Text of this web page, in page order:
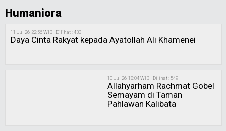
Humaniora
11 Jul 26, 22:56 WIB | Dilihat : 433
Daya Cinta Rakyat kepada Ayatollah Ali Khamenei
10 Jul 26, 18:04 WIB | Dilihat : 549
Allahyarham Rachmat Gobel
Semayam di Taman
Pahlawan Kalibata